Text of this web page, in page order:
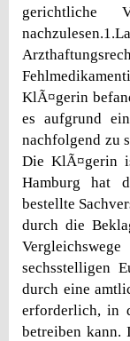
gerichtliche
KlÃ¤gerin
es aufgrund
nachfolgend zu
Die KlÃ¤gerin
Hamburg hat
bestellte
durch die
sechsstelligen
durch eine
erforderlich, in
betreiben kann.